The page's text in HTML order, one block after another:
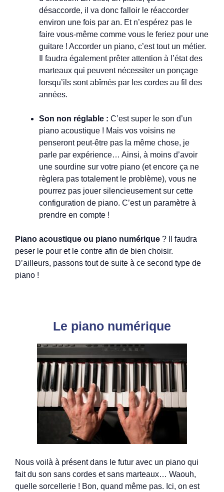
désaccorde, il va donc falloir le réaccorder
environ une fois par an. Et n’espérez pas le
faire vous-même comme vous le feriez pour une
guitare ! Accorder un piano, c’est tout un métier.
Il faudra également prêter attention à l’état des
marteaux qui peuvent nécessiter un ponçage
lorsqu’ils sont abîmés par les cordes au fil des
années.
Son non réglable : C’est super le son d’un
piano acoustique ! Mais vos voisins ne
penseront peut-être pas la même chose, je
parle par expérience… Ainsi, à moins d’avoir
une sourdine sur votre piano (et encore ça ne
règlera pas totalement le problème), vous ne
pourrez pas jouer silencieusement sur cette
configuration de piano. C’est un paramètre à
prendre en compte !
Piano acoustique ou piano numérique ? Il faudra
peser le pour et le contre afin de bien choisir.
D’ailleurs, passons tout de suite à ce second type de
piano !
Le piano numérique
Nous voilà à présent dans le futur avec un piano qui
fait du son sans cordes et sans marteaux… Waouh,
quelle sorcellerie ! Bon, quand même pas. Ici, on est